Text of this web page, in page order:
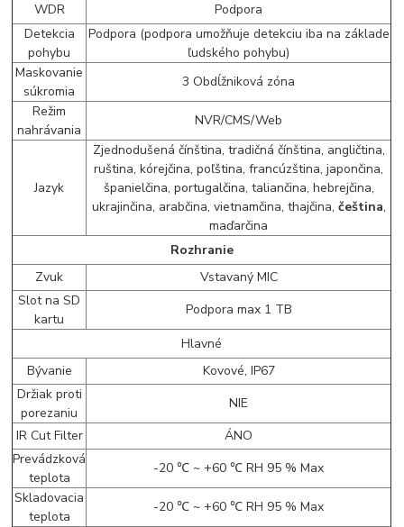
WDR
Podpora
Detekcia
pohybu
Podpora (podpora umožňuje detekciu iba na základe
ľudského pohybu)
Maskovanie
súkromia
3 Obdĺžniková zóna
Režim
nahrávania
NVR/CMS/Web
Jazyk
Zjednodušená čínština, tradičná čínština, angličtina,
ruština, kórejčina, poľština, francúzština, japončina,
španielčina, portugalčina, taliančina, hebrejčina,
ukrajinčina, arabčina, vietnamčina, thajčina, čeština,
maďarčina
Rozhranie
Zvuk
Vstavaný MIC
Slot na SD
kartu
Podpora max 1 TB
Hlavné
Bývanie
Kovové, IP67
Držiak proti
porezaniu
NIE
IR Cut Filter
ÁNO
Prevádzková
teplota
-20 ℃ ~ +60 ℃ RH 95 % Max
Skladovacia
teplota
-20 ℃ ~ +60 ℃ RH 95 % Max